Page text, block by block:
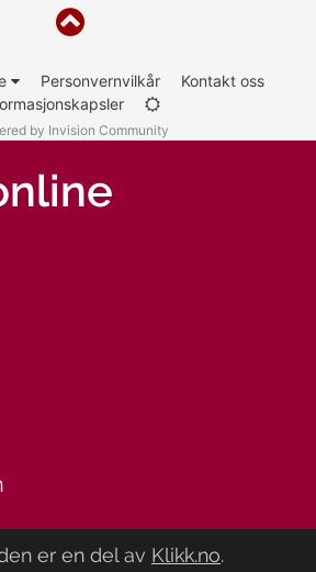
Personvernvilkår
Kontakt oss
by Invision Community
er en del av Klikk.no.